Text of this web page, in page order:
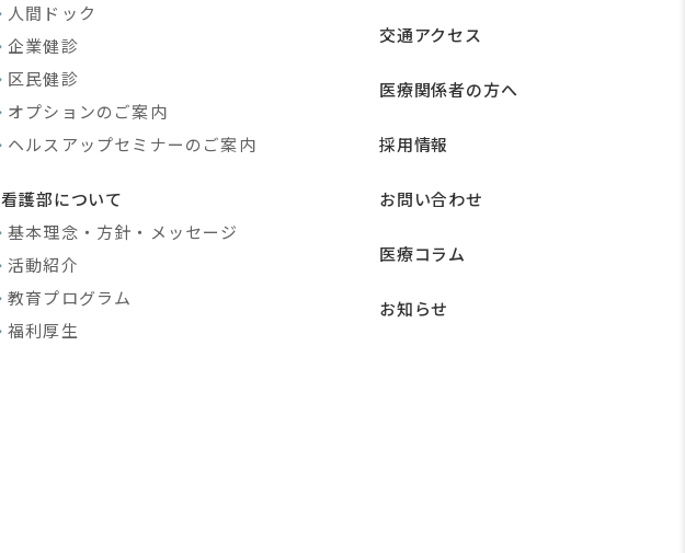
人間ドック
企業健診
区民健診
オプションのご案内
ヘルスアップセミナーのご案内
看護部について
基本理念・方針・メッセージ
活動紹介
教育プログラム
福利厚生
交通アクセス
医療関係者の方へ
採用情報
お問い合わせ
医療コラム
お知らせ